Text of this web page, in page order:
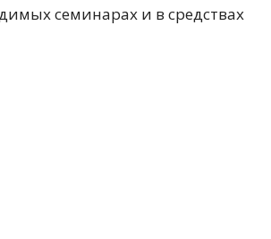
семинарах и в средствах